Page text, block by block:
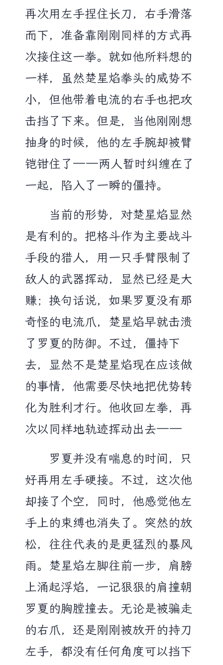
再次用左手捏住长刀，右手滑落
而下，准备靠刚刚同样的方式再
次接住这一拳。就如他所料想的
一样，虽然楚星焰拳头的威势不
小，但他带着电流的右手也把攻
击挡了下来。但是，当他刚刚想
抽身的时候，他的左手腕却被臂
铠钳住了——两人暂时纠缠在了
一起，陷入了一瞬的僵持。
当前的形势，对楚星焰显然
是有利的。把格斗作为主要战斗
手段的猎人，用一只手臂限制了
敌人的武器挥动，显然已经是大
赚；换句话说，如果罗夏没有那
奇怪的电流爪，楚星焰早就击溃
了罗夏的防御。不过，僵持下
去，显然不是楚星焰现在应该做
的事情，他需要尽快地把优势转
化为胜利才行。他收回左拳，再
次以同样地轨迹挥动出去——
罗夏并没有喘息的时间，只
好再用左手硬接。不过，这次他
却接了个空，同时，他感觉他左
手上的束缚也消失了。突然的放
松，往往代表的是更猛烈的暴风
雨。楚星焰左脚往前一步，肩膀
上涌起浮焰，一记狠狠的肩撞朝
罗夏的胸膛撞去。无论是被骗走
的右爪，还是刚刚被放开的持刀
左手，都没有任何角度可以挡下